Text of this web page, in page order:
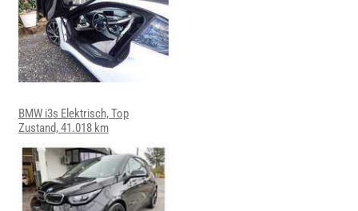
BMW i3s Elektrisch, Top
Zustand, 41.018 km